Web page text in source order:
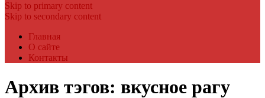
Skip to primary content
Skip to secondary content
Главная
О сайте
Контакты
Архив тэгов: вкусное рагу